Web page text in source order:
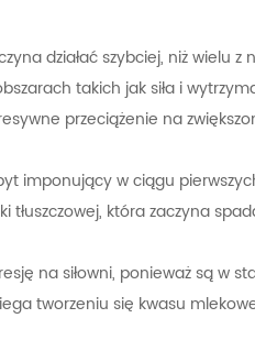
działać szybciej, niż wielu
takich jak siła i
przeciążenie na
imponujący w ciągu
która zaczyna
na siłowni, ponieważ są w
tworzeniu się kwasu